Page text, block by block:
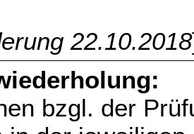
22.10.2018
bzgl. der